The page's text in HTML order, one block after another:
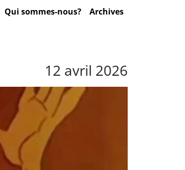
Qui sommes-nous? Archives
12 avril 2026